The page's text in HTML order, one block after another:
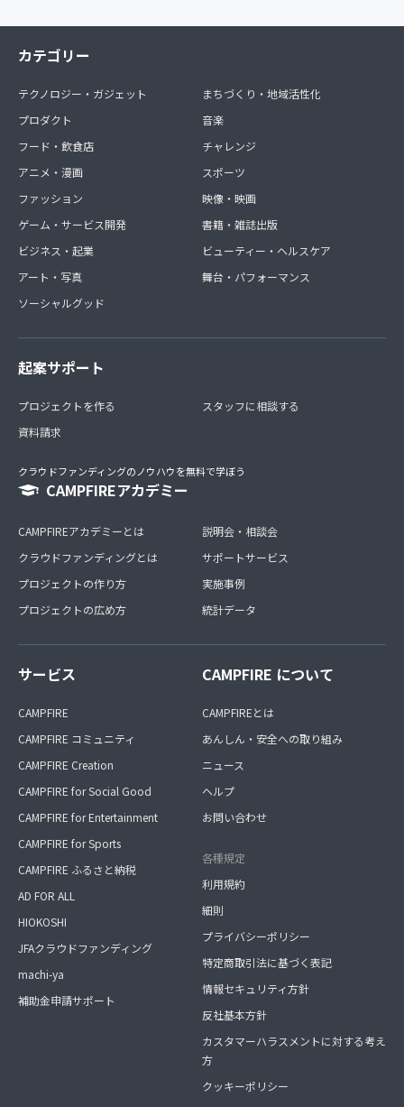
カテゴリー
テクノロジー・ガジェット
プロダクト
フード・飲食店
アニメ・漫画
ファッション
ゲーム・サービス開発
ビジネス・起業
アート・写真
ソーシャルグッド
まちづくり・地域活性化
音楽
チャレンジ
スポーツ
映像・映画
書籍・雑誌出版
ビューティー・ヘルスケア
舞台・パフォーマンス
起案サポート
プロジェクトを作る
資料請求
スタッフに相談する
クラウドファンディングのノウハウを無料で学ぼう
CAMPFIREアカデミー
CAMPFIREアカデミーとは
クラウドファンディングとは
プロジェクトの作り方
プロジェクトの広め方
説明会・相談会
サポートサービス
実施事例
統計データ
サービス
CAMPFIRE
CAMPFIRE コミュニティ
CAMPFIRE Creation
CAMPFIRE for Social Good
CAMPFIRE for Entertainment
CAMPFIRE for Sports
CAMPFIRE ふるさと納税
AD FOR ALL
HIOKOSHI
JFAクラウドファンディング
machi-ya
補助金申請サポート
CAMPFIRE について
CAMPFIREとは
あんしん・安全への取り組み
ニュース
ヘルプ
お問い合わせ
各種規定
利用規約
細則
プライバシーポリシー
特定商取引法に基づく表記
情報セキュリティ方針
反社基本方針
カスタマーハラスメントに対する考え
方
クッキーポリシー